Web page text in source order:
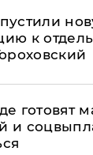
к
готовят
и